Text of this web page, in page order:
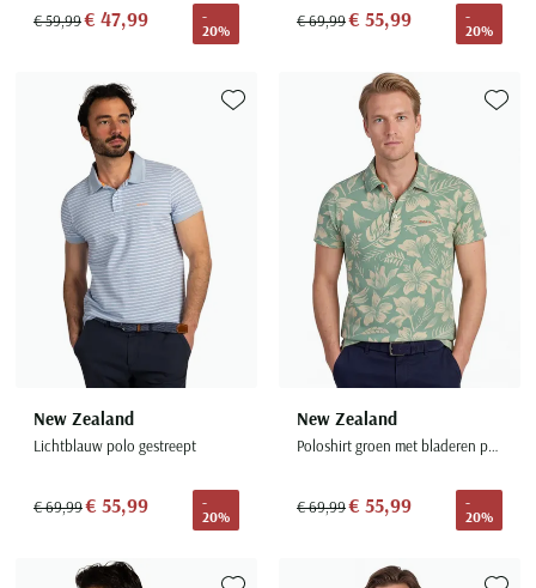
€ 59,99€ 47,99
-
20%
€ 69,99€ 55,99
-
20%
New Zealand
Lichtblauw polo gestreept
€ 69,99€ 55,99
-
20%
Toevoegen aan favorieten
New Zealand
Poloshirt groen met bladeren print
€ 69,99€ 55,99
-
20%